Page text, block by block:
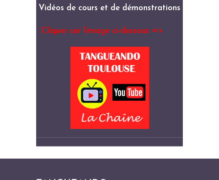
Vidéos de cours et de démonstrations
Cliquer sur l’image ci-dessous =>